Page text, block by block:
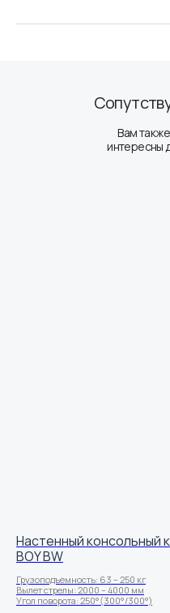
Вам
интересны
Настенный консольный
BOY BW
Грузоподъемность: 63 – 250 кг
Вылет стрелы: 2000 – 4000 мм
Угол поворота: 250°(300°/300°)